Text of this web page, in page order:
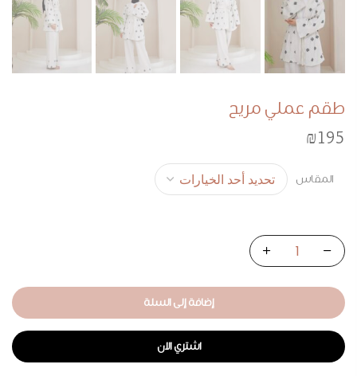
طقم عملي مريح
₪195
المقاس
إضافة إلى السلة
اشتري الان